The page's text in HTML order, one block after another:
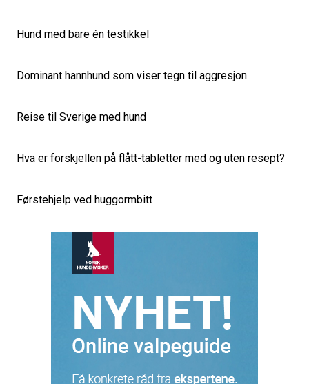
Hund med bare én testikkel
Dominant hannhund som viser tegn til aggresjon
Reise til Sverige med hund
Hva er forskjellen på flått-tabletter med og uten resept?
Førstehjelp ved huggormbitt